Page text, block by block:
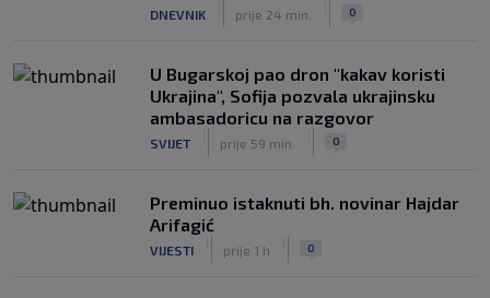
Infantino nekada poručivao: "Novac
NOGOMET
|
prije 3 h
|
DNEVNIK prije 24 min. 0
U Bugarskoj pao dron "kakav koristi
Ukrajina", Sofija pozvala ukrajinsku
ambasadoricu na razgovor
SVIJET prije 59 min. 0
Preminuo istaknuti bh. novinar Hajdar
Arifagić
VIJESTI prije 1 h 0